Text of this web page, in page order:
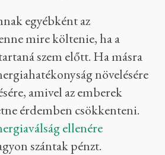
egyébként az
mire költenie, ha a
szem előtt. Ha másra
növelésére
amivel az emberek
érdemben csökkenteni.
ellenére
szántak pénzt.